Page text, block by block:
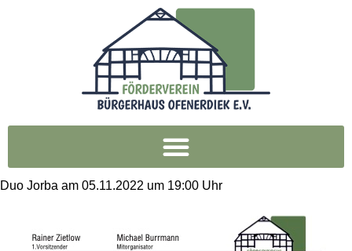
Duo Jorba am 05.11.2022 um 19:00 Uhr